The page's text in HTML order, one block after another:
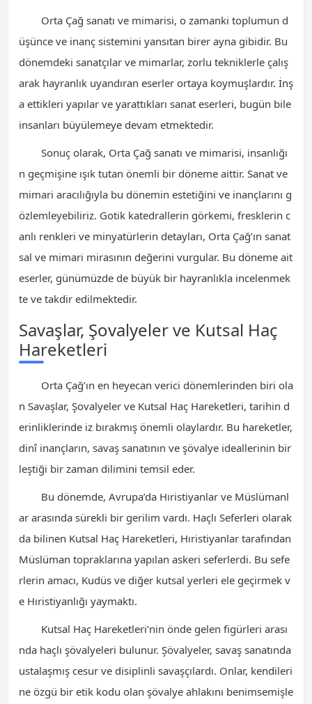
Orta Çağ sanatı ve mimarisi, o zamanki toplumun d
üşünce ve inanç sistemini yansıtan birer ayna gibidir. Bu
dönemdeki sanatçılar ve mimarlar, zorlu tekniklerle çalış
arak hayranlık uyandıran eserler ortaya koymuşlardır. İnş
a ettikleri yapılar ve yarattıkları sanat eserleri, bugün bile
insanları büyülemeye devam etmektedir.
Sonuç olarak, Orta Çağ sanatı ve mimarisi, insanlığı
n geçmişine ışık tutan önemli bir döneme aittir. Sanat ve
mimari aracılığıyla bu dönemin estetiğini ve inançlarını g
özlemleyebiliriz. Gotik katedrallerin görkemi, fresklerin c
anlı renkleri ve minyatürlerin detayları, Orta Çağ’ın sanat
sal ve mimari mirasının değerini vurgular. Bu döneme ait
eserler, günümüzde de büyük bir hayranlıkla incelenmek
te ve takdir edilmektedir.
Savaşlar, Şovalyeler ve Kutsal Haç
Hareketleri
Orta Çağ’ın en heyecan verici dönemlerinden biri ola
n Savaşlar, Şovalyeler ve Kutsal Haç Hareketleri, tarihin d
erinliklerinde iz bırakmış önemli olaylardır. Bu hareketler,
dinî inançların, savaş sanatının ve şövalye ideallerinin bir
leştiği bir zaman dilimini temsil eder.
Bu dönemde, Avrupa’da Hıristiyanlar ve Müslümanl
ar arasında sürekli bir gerilim vardı. Haçlı Seferleri olarak
da bilinen Kutsal Haç Hareketleri, Hıristiyanlar tarafından
Müslüman topraklarına yapılan askeri seferlerdi. Bu sefe
rlerin amacı, Kudüs ve diğer kutsal yerleri ele geçirmek v
e Hıristiyanlığı yaymaktı.
Kutsal Haç Hareketleri’nin önde gelen figürleri arası
nda haçlı şövalyeleri bulunur. Şövalyeler, savaş sanatında
ustalaşmış cesur ve disiplinli savaşçılardı. Onlar, kendileri
ne özgü bir etik kodu olan şövalye ahlakını benimsemişle